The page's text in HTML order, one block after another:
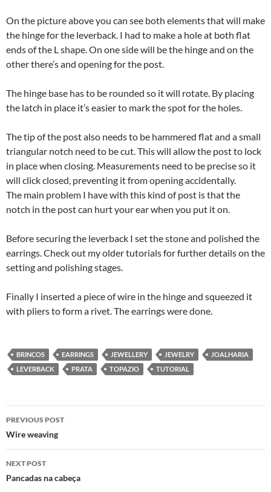
On the picture above you can see both elements that will make
the hinge for the leverback. I had to make a hole at both flat
ends of the L shape. On one side will be the hinge and on the
other there’s and opening for the post.
The hinge base has to be rounded so it will rotate. By placing
the latch in place it’s easier to mark the spot for the holes.
The tip of the post also needs to be hammered flat and a small
triangular notch need to be cut. This will allow the post to lock
in place when closing. Measurements need to be precise so it
will click closed, preventing it from opening accidentally.
The main problem I have with this kind of post is that the
notch in the post can hurt your ear when you put it on.
Before securing the leverback I set the stone and polished the
earrings. Check out my older tutorials for further details on the
setting and polishing stages.
Finally I inserted a piece of wire in the hinge and squeezed it
with pliers to form a rivet. The earrings were done.
BRINCOS EARRINGS JEWELLERY JEWELRY
JOALHARIA
LEVERBACK
PRATA TOPAZIO TUTORIAL
Post
navigation
PREVIOUS POST
Wire weaving
NEXT POST
Pancadas na cabeça